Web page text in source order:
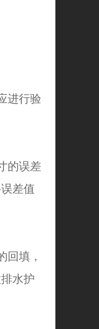
进行验
的误差
差值
填，
水护